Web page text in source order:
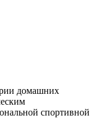
домашних
спортивной